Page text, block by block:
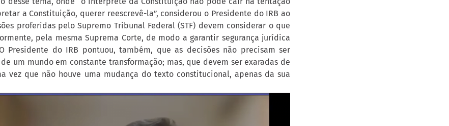
a Constituição, querer reescrevê-la”, considerou o Presidente do IRB ao
proferidas pelo Supremo Tribunal Federal (STF) devem considerar o que
pela mesma Suprema Corte, de modo a garantir segurança jurídica
Presidente do IRB pontuou, também, que as decisões não precisam ser
um mundo em constante transformação; mas, que devem ser exaradas de
vez que não houve uma mudança do texto constitucional, apenas da sua